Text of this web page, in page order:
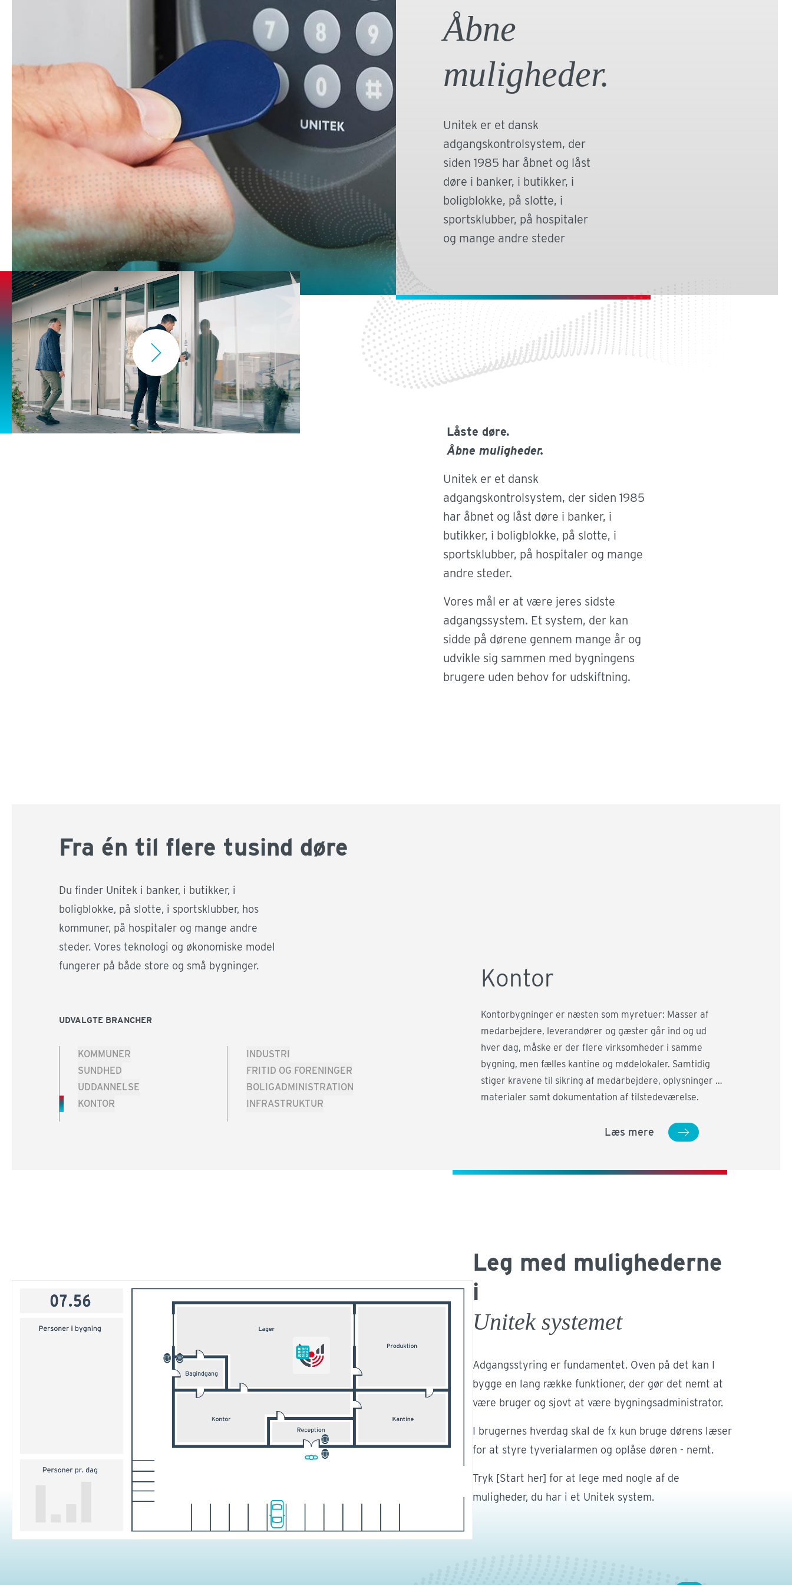
Åbne
muligheder.
Unitek er et dansk
adgangskontrolsystem, der
siden 1985 har åbnet og låst
døre i banker, i butikker, i
boligblokke, på slotte, i
sportsklubber, på hospitaler
og mange andre steder
Låste døre.
Åbne muligheder.
Unitek er et dansk
adgangskontrolsystem, der siden 1985
har åbnet og låst døre i banker, i
butikker, i boligblokke, på slotte, i
sportsklubber, på hospitaler og mange
andre steder.
Vores mål er at være jeres sidste
adgangssystem. Et system, der kan
sidde på dørene gennem mange år og
udvikle sig sammen med bygningens
brugere uden behov for udskiftning.
Fra én til flere tusind døre
Du finder Unitek i banker, i butikker, i
boligblokke, på slotte, i sportsklubber, hos
kommuner, på hospitaler og mange andre
steder. Vores teknologi og økonomiske model
fungerer på både store og små bygninger.
UDVALGTE BRANCHER
KOMMUNER
SUNDHED
UDDANNELSE
KONTOR
INDUSTRI
FRITID OG FORENINGER
BOLIGADMINISTRATION
INFRASTRUKTUR
og opbevaringsområder begrænses dels af
sikkerhedsmæssige og dels af hygiejniske årsager.
Læs mere
Uddannelse
Danske uddannelsesinstitutioner, som folkeskoler,
gymnasier, erhvervsskoler og universiteter, er drevet
med et ønske om et åbent uddannelsesmiljø, hvor alle
kan færdes frit. Men samtidig er der behov for at
kontrollere adgangen til faglokaler, laboratorier og
personaleområder.
Læs mere
Kontor
Kontorbygninger er næsten som myretuer: Masser af
medarbejdere, leverandører og gæster går ind og ud
hver dag, måske er der flere virksomheder i samme
bygning, men fælles kantine og mødelokaler. Samtidig
stiger kravene til sikring af medarbejdere, oplysninger og
materialer samt dokumentation af tilstedeværelse.
Læs mere
Industri
Leg med mulighederne
i
Unitek systemet
Adgangsstyring er fundamentet. Oven på det kan I
bygge en lang række funktioner, der gør det nemt at
være bruger og sjovt at være bygningsadministrator.
I brugernes hverdag skal de fx kun bruge dørens læser
for at styre tyverialarmen og oplåse døren - nemt.
Tryk [Start her] for at lege med nogle af de
muligheder, du har i et Unitek system.